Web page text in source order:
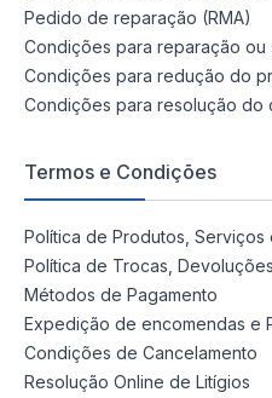
Pedido de reparação (RMA)
Condições para reparação ou
Condições para redução do
Condições para resolução do
Termos e Condições
Política de Produtos, Serviços
Política de Trocas,
Métodos de Pagamento
Expedição de encomendas e
Condições de Cancelamento
Resolução Online de Litígios